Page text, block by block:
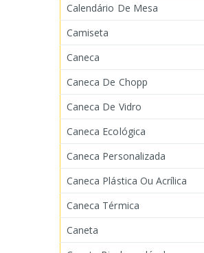
Calendário De Mesa
Camiseta
Caneca
Caneca De Chopp
Caneca De Vidro
Caneca Ecológica
Caneca Personalizada
Caneca Plástica Ou Acrílica
Caneca Térmica
Caneta